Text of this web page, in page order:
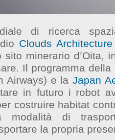
di ricerca
Clouds
minerario d’Oita,
Il programma della
Airways) e laJapan
in futuro i robot
costruire habitat
modalità di
la propria